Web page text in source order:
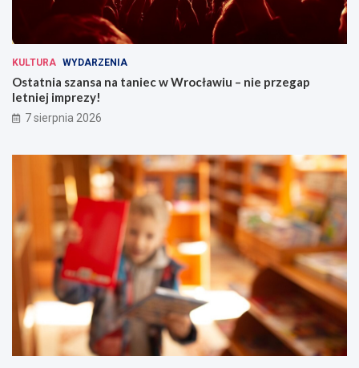
KULTURA WYDARZENIA
Ostatnia szansa na taniec w Wrocławiu – nie przegap
letniej imprezy!
7 sierpnia 2026